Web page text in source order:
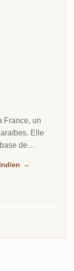
France, un
Elle
de
riche en
ce qui vient
→